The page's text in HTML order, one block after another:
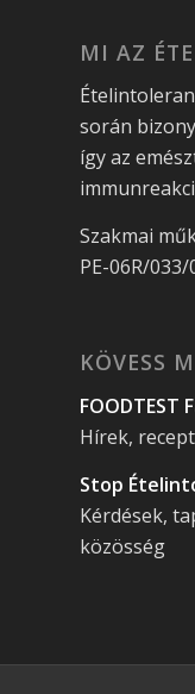
MI AZ
során
így az
Szakmai
PE-06R/
KÖVESS
FOODTEST
Hírek,
Stop
Kérdések,
közösség